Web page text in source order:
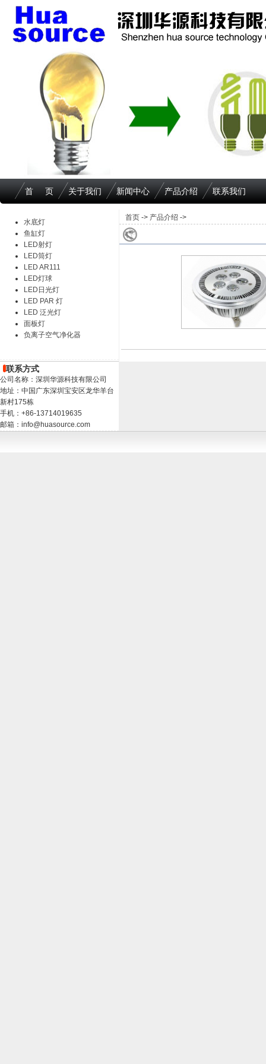
首 页 关于我们 新闻中心 产品介绍 联系我们
水底灯
鱼缸灯
LED射灯
LED筒灯
LED AR111
LED灯球
LED日光灯
LED PAR 灯
LED 泛光灯
面板灯
负离子空气净化器
联系方式
公司名称：深圳华源科技有限公司
地址：中国广东深圳宝安区龙华羊台
新村175栋
手机：+86-13714019635
邮箱：info@huasource.com
首页 -> 产品介绍 ->